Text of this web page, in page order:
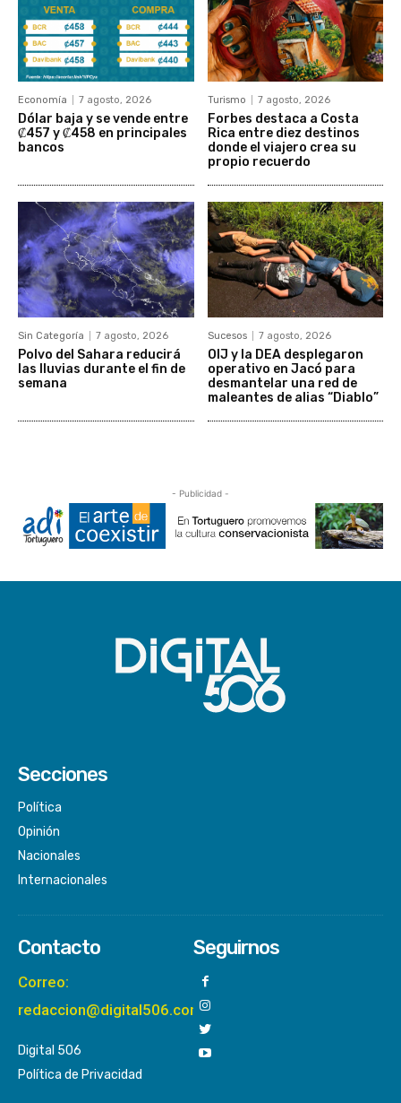
Economía 7 agosto, 2026
Dólar baja y se vende entre
₡457 y ₡458 en principales
bancos
Turismo 7 agosto, 2026
Forbes destaca a Costa
Rica entre diez destinos
donde el viajero crea su
propio recuerdo
Sin Categoría 7 agosto, 2026
Polvo del Sahara reducirá
las lluvias durante el fin de
semana
Sucesos 7 agosto, 2026
OIJ y la DEA desplegaron
operativo en Jacó para
desmantelar una red de
maleantes de alias “Diablo”
- Publicidad -
Secciones
Política
Opinión
Nacionales
Internacionales
Contacto
Correo:
redaccion@digital506.com
Digital 506
Política de Privacidad
Seguirnos